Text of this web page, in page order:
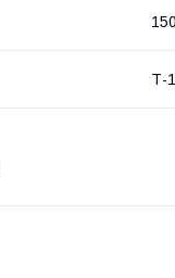
Т-